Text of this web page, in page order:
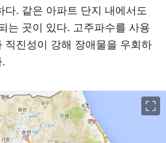
다. 같은 아파트 단지 내에서도
는 곳이 있다. 고주파수를 사용
직진성이 강해 장애물을 우회하